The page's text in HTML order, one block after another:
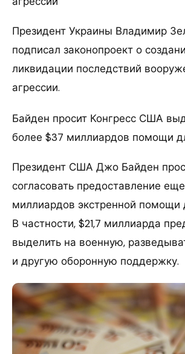
Президент Украины Владимир
подписал законопроект о
ликвидации последствий
агрессии.
Байден просит Конгресс США
более $37 миллиардов помощи
Президент США Джо Байден
согласовать предоставление
миллиардов экстренной помощи
В частности, $21,7 миллиарда
выделить на военную,
и другую оборонную поддержку.